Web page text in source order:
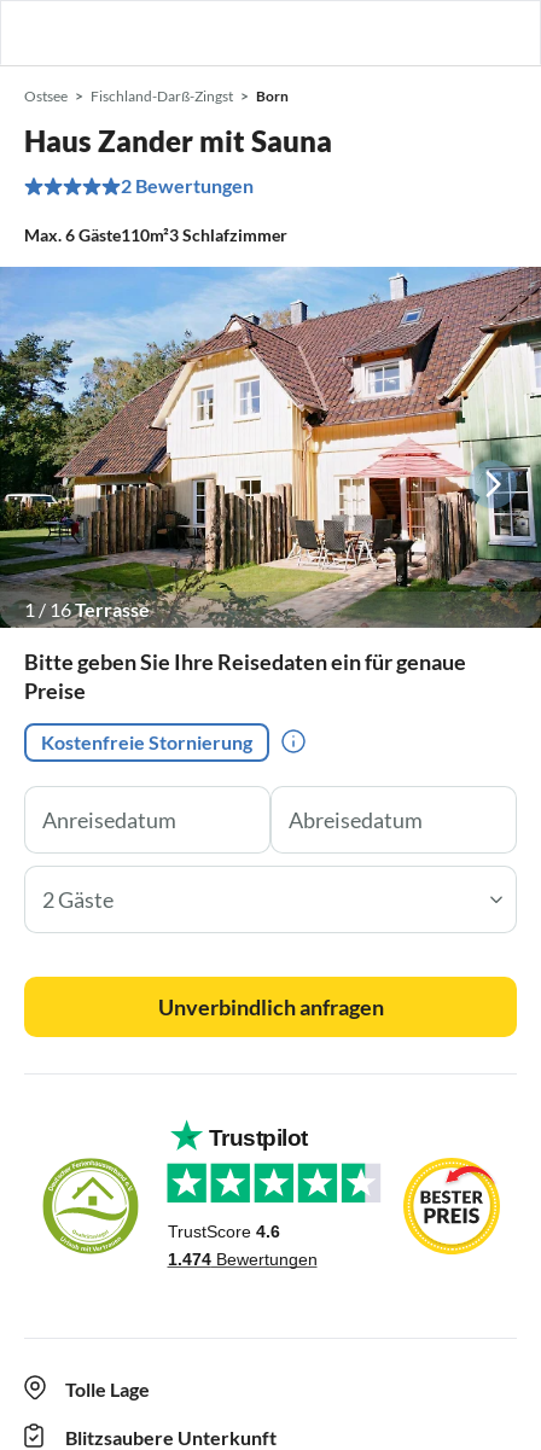
Ostsee Fischland-Darß-Zingst Born
Haus Zander mit Sauna
2 Bewertungen
Max.6Gäste110m²3Schlafzimmer
1 /16Terrasse
Bitte geben Sie Ihre Reisedaten ein für genaue
Preise
Kostenfreie Stornierung
2 Gäste
Unverbindlich anfragen
Tolle Lage
Blitzsaubere Unterkunft